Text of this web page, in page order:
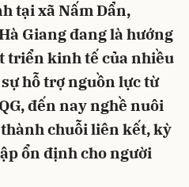
tại xã Nấm Dẩn,
Giang đang là hướng
triển kinh tế của nhiều
hỗ trợ nguồn lực từ
đến nay nghề nuôi
chuỗi liên kết, kỳ
ổn định cho người